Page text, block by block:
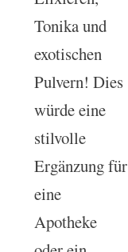
Tonika und
exotischen
Pulvern! Dies
würde eine
stilvolle
Ergänzung für
eine
Apotheke